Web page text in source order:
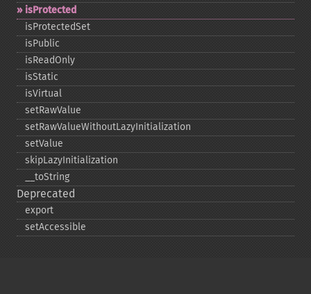
isProtected
isProtectedSet
isPublic
isReadOnly
isStatic
isVirtual
setRawValue
setRawValueWithoutLazyInitialization
setValue
skipLazyInitialization
_​_​toString
Deprecated
export
setAccessible